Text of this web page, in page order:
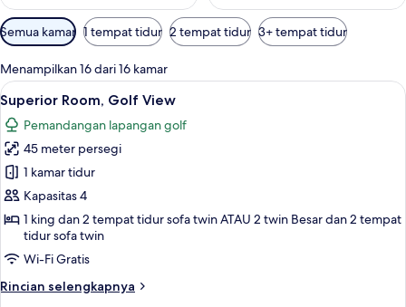
Filter
tersedia
untuk
kamar
Semua kamar 1 tempat tidur 2 tempat tidur 3+ tempat tidur
Menampilkan 16 dari 16 kamar
Lihat
semua
foto
untuk
Superior
Room,
Golf
View
Seprai premium, minibar gratis,
5
Superior Room, Golf View
Pemandangan lapangan golf
45 meter persegi
1 kamar tidur
Kapasitas 4
1 king dan 2 tempat tidur sofa twin ATAU 2 twin Besar dan 2 tempat
tidur sofa twin
Wi-Fi Gratis
Rincian selengkapnya
Rincian